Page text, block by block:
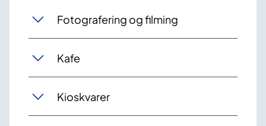
Fotografering og filming
Kafe
Kioskvarer